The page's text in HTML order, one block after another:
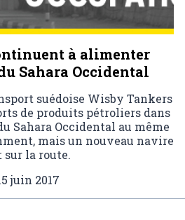
à alimenter
Sahara Occidental
suédoise Wisby Tankers
de produits pétroliers dans
Sahara Occidental au même
mais un nouveau navire
sur la route.
juin 2017